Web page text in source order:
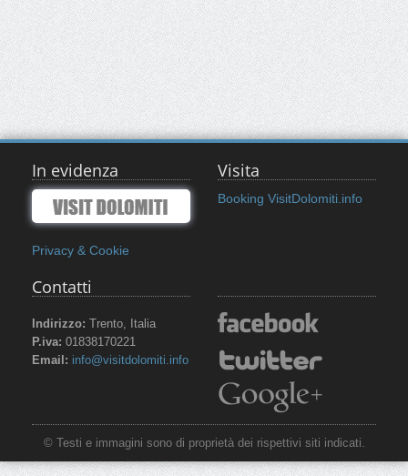
In evidenza
Privacy & Cookie
Visita
Booking VisitDolomiti.info
Contatti
Indirizzo: Trento, Italia
P.iva: 01838170221
Email: info@visitdolomiti.info
© Testi e immagini sono di proprietà dei rispettivi siti indicati.